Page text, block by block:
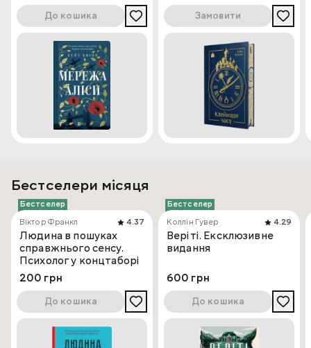
До кошика Замовити
Бестселери місяця
Бестселер
Віктор Франкл
4.37
Людина в пошуках
справжнього сенсу.
Психолог у концтаборі
200 грн
До кошика
Бестселер
Коллін Гувер
4.29
Веріті. Ексклюзивне
видання
600 грн
До кошика